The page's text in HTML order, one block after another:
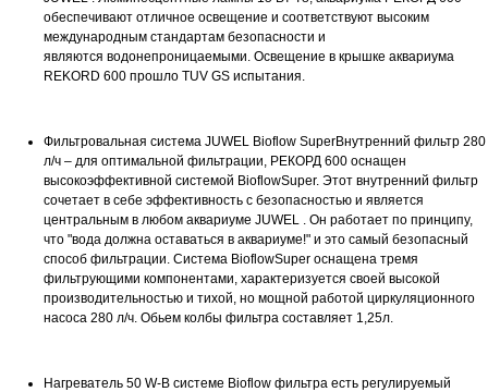
обеспечивают отличное освещение и соответствуют высоким
международным стандартам безопасности и
являются водонепроницаемыми. Освещение в крышке аквариума
REKORD 600 прошло TUV GS испытания.
Фильтровальная система JUWEL Bioflow SuperВнутренний фильтр 280
л/ч – для оптимальной фильтрации, РЕКОРД 600 оснащен
высокоэффективной системой BioflowSuper. Этот внутренний фильтр
сочетает в себе эффективность с безопасностью и является
центральным в любом аквариуме JUWEL . Он работает по принципу,
что "вода должна оставаться в аквариуме!" и это самый безопасный
способ фильтрации. Система BioflowSuper оснащена тремя
фильтрующими компонентами, характеризуется своей высокой
производительностью и тихой, но мощной работой циркуляционного
насоса 280 л/ч. Обьем колбы фильтра составляет 1,25л.
Нагреватель 50 W-В системе Bioflow фильтра есть регулируемый